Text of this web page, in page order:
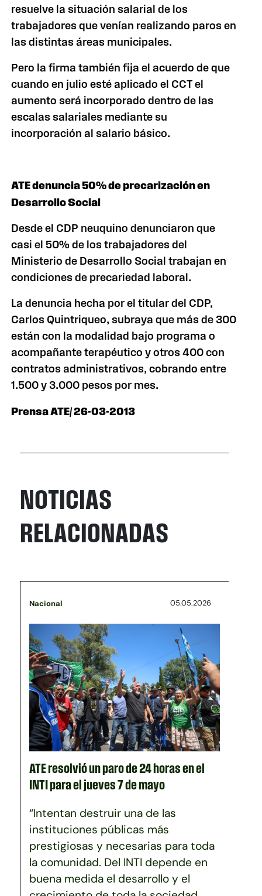
resuelve la situación salarial de los
trabajadores que venían realizando paros en
las distintas áreas municipales.
Pero la firma también fija el acuerdo de que
cuando en julio esté aplicado el CCT el
aumento será incorporado dentro de las
escalas salariales mediante su
incorporación al salario básico.
ATE denuncia 50% de precarización en
Desarrollo Social
Desde el CDP neuquino denunciaron que
casi el 50% de los trabajadores del
Ministerio de Desarrollo Social trabajan en
condiciones de precariedad laboral.
La denuncia hecha por el titular del CDP,
Carlos Quintriqueo, subraya que más de 300
están con la modalidad bajo programa o
acompañante terapéutico y otros 400 con
contratos administrativos, cobrando entre
1.500 y 3.000 pesos por mes.
Prensa ATE/ 26-03-2013
NOTICIAS
RELACIONADAS
Nacional 05.05.2026
ATE resolvió un paro de 24 horas en el
INTI para el jueves 7 de mayo
“Intentan destruir una de las
instituciones públicas más
prestigiosas y necesarias para toda
la comunidad. Del INTI depende en
buena medida el desarrollo y el